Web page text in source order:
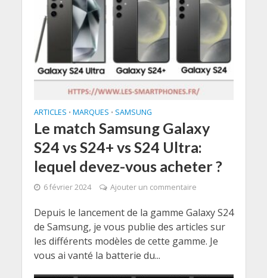
ARTICLES • MARQUES • SAMSUNG
Le match Samsung Galaxy
S24 vs S24+ vs S24 Ultra:
lequel devez-vous acheter ?
6 février 2024 Ajouter un commentaire
Depuis le lancement de la gamme Galaxy S24
de Samsung, je vous publie des articles sur
les différents modèles de cette gamme. Je
vous ai vanté la batterie du...